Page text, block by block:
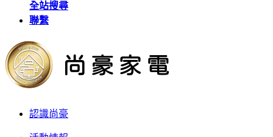
全站搜尋
聯繫
認識尚豪